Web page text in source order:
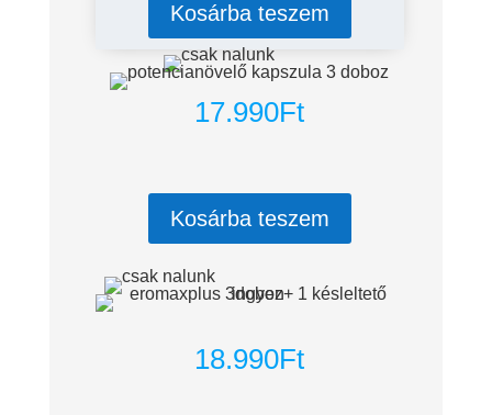
Kosárba teszem
17.990Ft
Kosárba teszem
18.990Ft